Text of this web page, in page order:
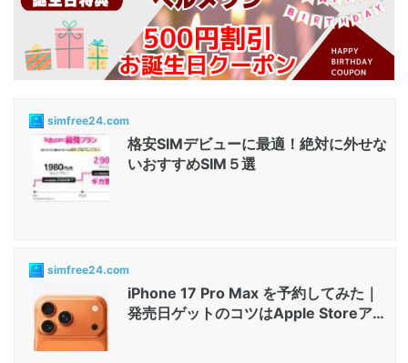
simfree24.com
格安SIMデビューに最適！絶対に外せな
いおすすめSIM５選
simfree24.com
iPhone 17 Pro Max を予約してみた｜
発売日ゲットのコツはApple Storeアプ